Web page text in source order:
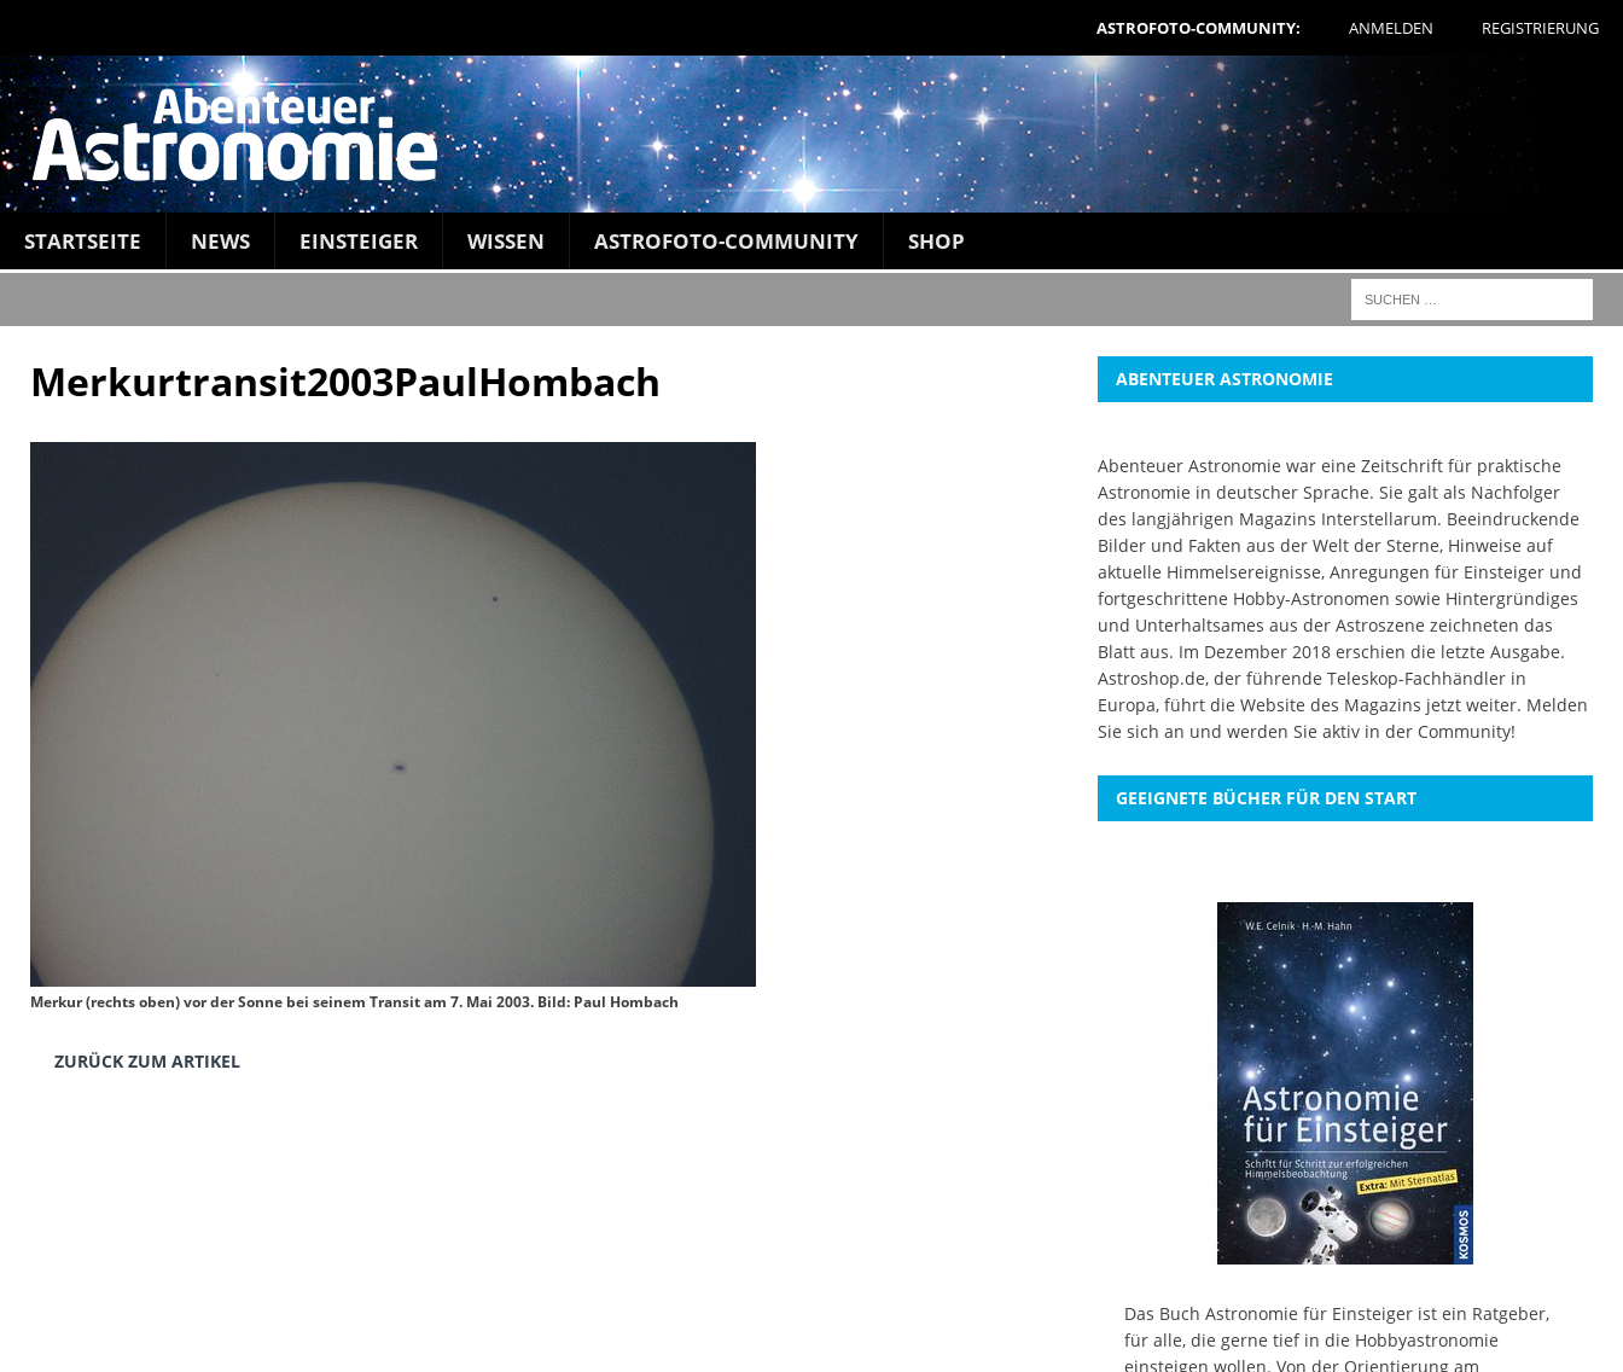
ASTROFOTO-COMMUNITY: ANMELDEN REGISTRIERUNG
STARTSEITE NEWS EINSTEIGER WISSEN ASTROFOTO-COMMUNITY SHOP
Merkurtransit2003PaulHombach
Merkur (rechts oben) vor der Sonne bei seinem Transit am 7. Mai 2003. Bild: Paul Hombach
ZURÜCK ZUM ARTIKEL
ABENTEUER ASTRONOMIE
Abenteuer Astronomie war eine Zeitschrift für praktische
Astronomie in deutscher Sprache. Sie galt als Nachfolger
des langjährigen Magazins Interstellarum. Beeindruckende
Bilder und Fakten aus der Welt der Sterne, Hinweise auf
aktuelle Himmelsereignisse, Anregungen für Einsteiger und
fortgeschrittene Hobby-Astronomen sowie Hintergründiges
und Unterhaltsames aus der Astroszene zeichneten das
Blatt aus. Im Dezember 2018 erschien die letzte Ausgabe.
Astroshop.de, der führende Teleskop-Fachhändler in
Europa, führt die Website des Magazins jetzt weiter. Melden
Sie sich an und werden Sie aktiv in der Community!
GEEIGNETE BÜCHER FÜR DEN START
Das Buch Astronomie für Einsteiger ist ein Ratgeber,
für alle, die gerne tief in die Hobbyastronomie
einsteigen wollen. Von der Orientierung am